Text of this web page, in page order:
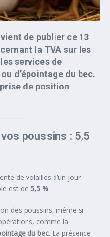
de publier ce 13
la TVA sur les
services de
d’épointage du bec.
de position
poussins : 5,5
de volailles d’un jour
est de 5,5 %.
des poussins, même si
comme la
du bec. La présence